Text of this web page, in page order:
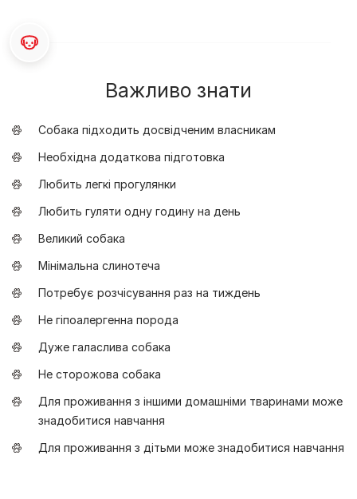
Важливо знати
Собака підходить досвідченим власникам
Необхідна додаткова підготовка
Любить легкі прогулянки
Любить гуляти одну годину на день
Великий собака
Мінімальна слинотеча
Потребує розчісування раз на тиждень
Не гіпоалергенна порода
Дуже галаслива собака
Не сторожова собака
Для проживання з іншими домашніми тваринами може
знадобитися навчання
Для проживання з дітьми може знадобитися навчання